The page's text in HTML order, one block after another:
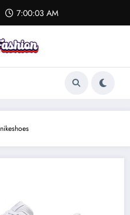
7:00:03 AM
nikeshoes